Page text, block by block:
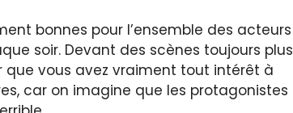
bonnes pour l’ensemble des acteurs
soir. Devant des scènes toujours plus
vous avez vraiment tout intérêt à
car on imagine que les protagonistes